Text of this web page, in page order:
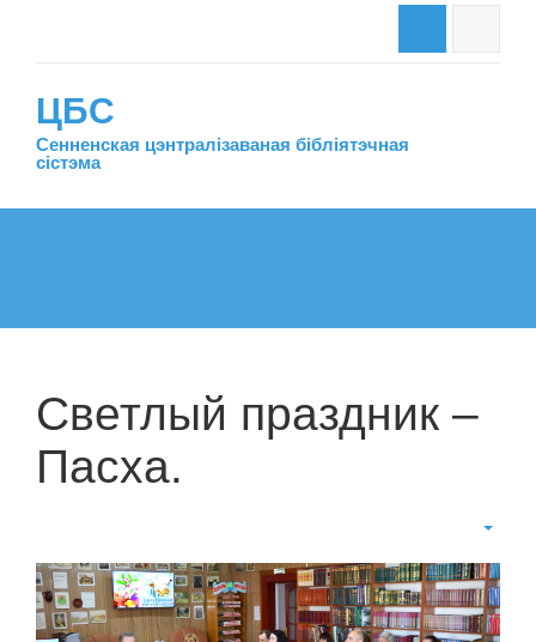
ЦБС
Сенненская цэнтралiзаваная бiблiятэчная
сiстэма
Светлый праздник –
Пасха.